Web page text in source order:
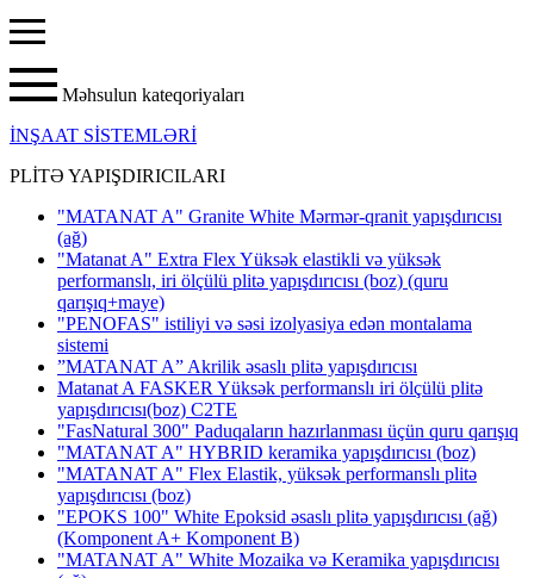
Məhsulun kateqoriyaları
İNŞAAT SİSTEMLƏRİ
PLİTƏ YAPIŞDIRICILARI
"MATANAT A" Granite White Mərmər-qranit yapışdırıcısı
(ağ)
"Matanat A" Extra Flex Yüksək elastikli və yüksək
performanslı, iri ölçülü plitə yapışdırıcısı (boz) (quru
qarışıq+maye)
"PENOFAS" istiliyi və səsi izolyasiya edən montalama
sistemi
”MATANAT A” Akrilik əsaslı plitə yapışdırıcısı
Matanat A FASKER Yüksək performanslı iri ölçülü plitə
yapışdırıcısı(boz) C2TE
"FasNatural 300" Paduqaların hazırlanması üçün quru qarışıq
"MATANAT A" HYBRID keramika yapışdırıcısı (boz)
"MATANAT A" Flex Elastik, yüksək performanslı plitə
yapışdırıcısı (boz)
"EPOKS 100" White Epoksid əsaslı plitə yapışdırıcısı (ağ)
(Komponent A+ Komponent B)
"MATANAT A" White Mozaika və Keramika yapışdırıcısı